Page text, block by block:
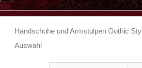
Handschuhe und Armstulpen Gothic
Auswahl